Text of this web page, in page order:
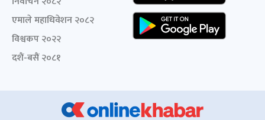
एमाले महाधिवेशन २०८२
विश्वकप २०२२
दशैं-बसैं २०८१